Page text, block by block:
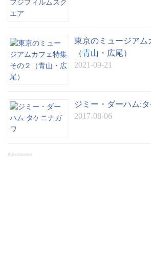
東京のミュージアム
（青山・広尾）
2021-09-21
ジミー・ダーハム:
2017-08-06
Advertisement